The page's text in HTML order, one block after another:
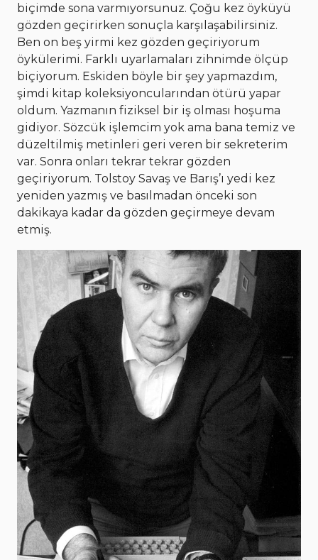
biçimde sona varmıyorsunuz. Çoğu kez öyküyü
gözden geçirirken sonuçla karşılaşabilirsiniz.
Ben on beş yirmi kez gözden geçiriyorum
öykülerimi. Farklı uyarlamaları zihnimde ölçüp
biçiyorum. Eskiden böyle bir şey yapmazdım,
şimdi kitap koleksiyoncularından ötürü yapar
oldum. Yazmanın fiziksel bir iş olması hoşuma
gidiyor. Sözcük işlemcim yok ama bana temiz ve
düzeltilmiş metinleri geri veren bir sekreterim
var. Sonra onları tekrar tekrar gözden
geçiriyorum. Tolstoy Savaş ve Barış’ı yedi kez
yeniden yazmış ve basılmadan önceki son
dakikaya kadar da gözden geçirmeye devam
etmiş.